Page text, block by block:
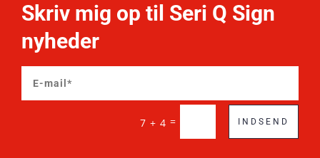
Skriv mig op til Seri Q Sign
nyheder
7 + 4 = INDSEND